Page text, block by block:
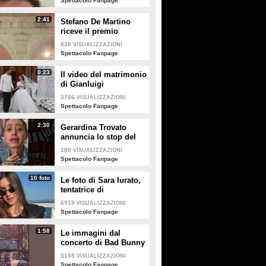
2:41
Stefano De Martino
riceve il premio
intitolato al padre
Enrico
828 VISUALIZZAZIONI
Spettacolo Fanpage
0:23
Il video del matrimonio
di Gianluigi
Donnarumma e Alessia
Elefante
3766 VISUALIZZAZIONI
Spettacolo Fanpage
2:30
Gerardina Trovato
annuncia lo stop del
tour per problemi di
salute
180 VISUALIZZAZIONI
Spettacolo Fanpage
10 foto
Le foto di Sara Iurato,
tentatrice di
Temptation Island 2026
6919 VISUALIZZAZIONI
Spettacolo Fanpage
1:58
Le immagini dal
concerto di Bad Bunny
a Milano
3195 VISUALIZZAZIONI
Spettacolo Fanpage